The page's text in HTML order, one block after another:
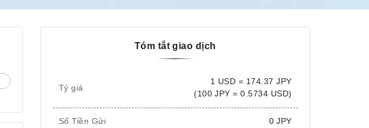
Tóm tắt giao dịch
Tỷ giá
1 USD = 174.37 JPY
(100 JPY = 0.5734 USD)
Số Tiền Gửi 0 JPY